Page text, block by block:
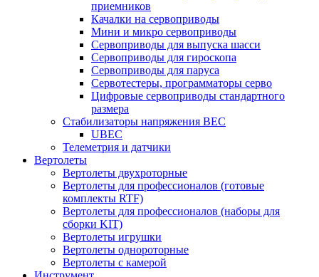
приемников
Качалки на сервоприводы
Мини и микро сервоприводы
Сервоприводы для выпуска шасси
Сервоприводы для гироскопа
Сервоприводы для паруса
Сервотестеры, программаторы серво
Цифровые сервоприводы стандартного
размера
Стабилизаторы напряжения BEC
UBEC
Телеметрия и датчики
Вертолеты
Вертолеты двухроторные
Вертолеты для профессионалов (готовые
комплекты RTF)
Вертолеты для профессионалов (наборы для
сборки KIT)
Вертолеты игрушки
Вертолеты однороторные
Вертолеты с камерой